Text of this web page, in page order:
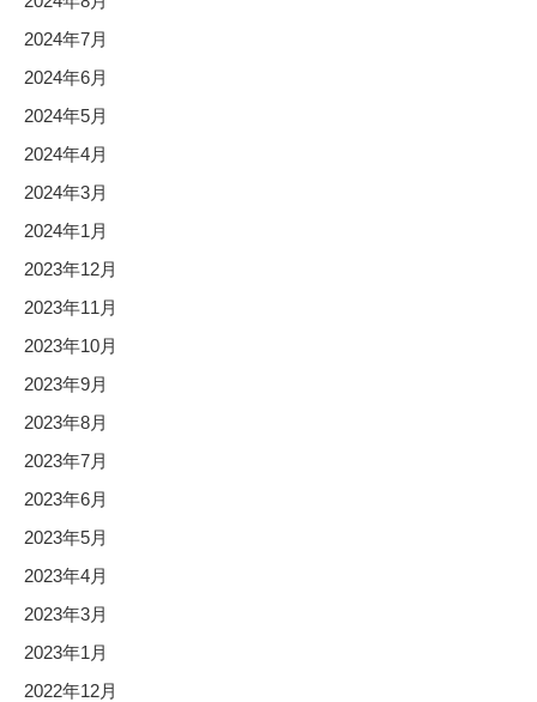
2024年7月
2024年6月
2024年5月
2024年4月
2024年3月
2024年1月
2023年12月
2023年11月
2023年10月
2023年9月
2023年8月
2023年7月
2023年6月
2023年5月
2023年4月
2023年3月
2023年1月
2022年12月